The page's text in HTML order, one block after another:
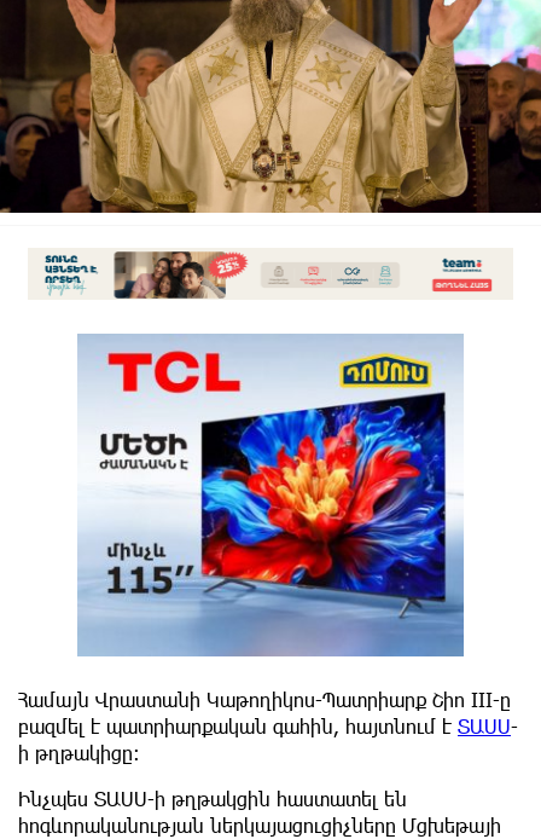
Համայն Վրաստանի Կաթողիկոս-Պատրիարք Շիո III-ը
բազմել է պատրիարքական գահին, հայտնում է ՏԱՍՍ-
ի թղթակիցը:
Ինչպես ՏԱՍՍ-ի թղթակցին հաստատել են
հոգևորականության ներկայացուցիչները Մցխեթայի